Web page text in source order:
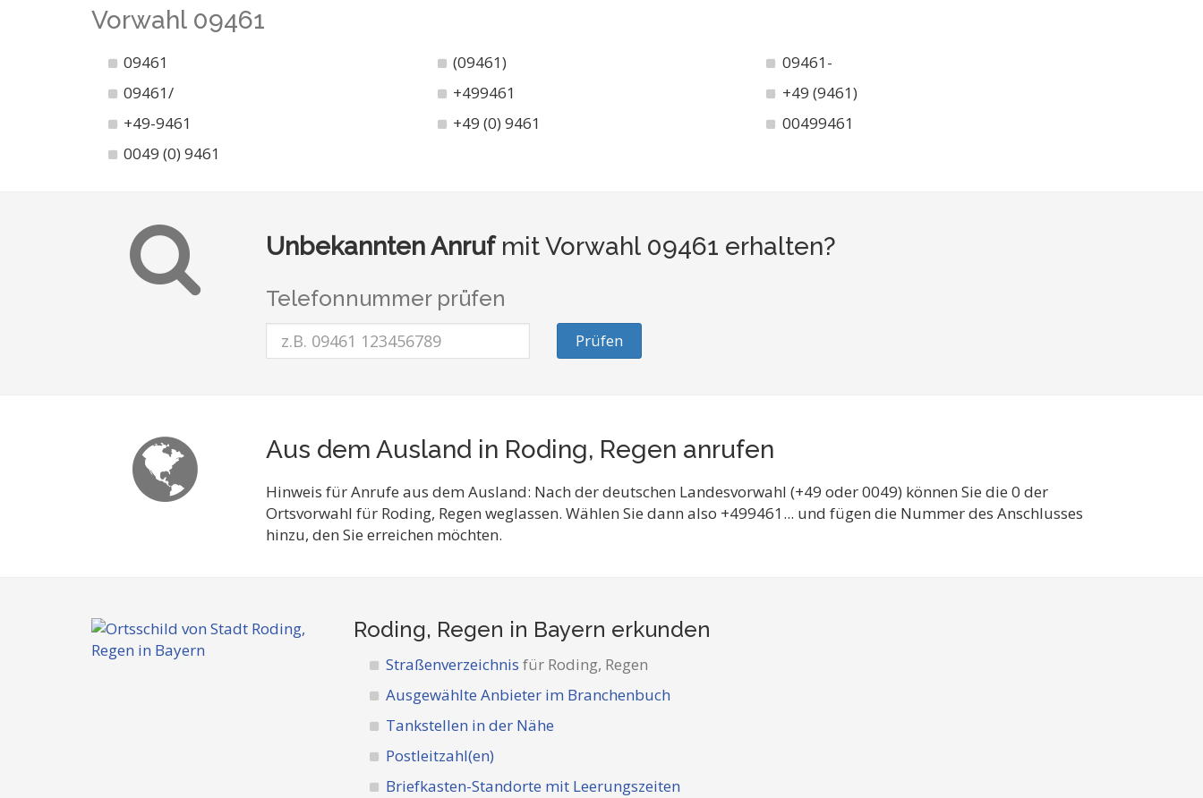
Vorwahl 09461
09461 (09461)
09461-
09461/
+499461
+49 (9461)
+49-9461
+49 (0) 9461
00499461
0049 (0) 9461
Unbekannten Anrufmit Vorwahl 09461 erhalten?
Telefonnummer prüfen
Prüfen
Aus dem Ausland in Roding, Regen anrufen
Hinweis für Anrufe aus dem Ausland: Nach der deutschen Landesvorwahl (+49 oder 0049) können Sie die 0 der
Ortsvorwahl für Roding, Regen weglassen. Wählen Sie dann also +499461... und fügen die Nummer des Anschlusses
hinzu, den Sie erreichen möchten.
Roding, Regen in Bayern erkunden
Straßenverzeichnis für Roding, Regen
Ausgewählte Anbieter im Branchenbuch
Tankstellen in der Nähe
Postleitzahl(en)
Briefkasten-Standorte mit Leerungszeiten